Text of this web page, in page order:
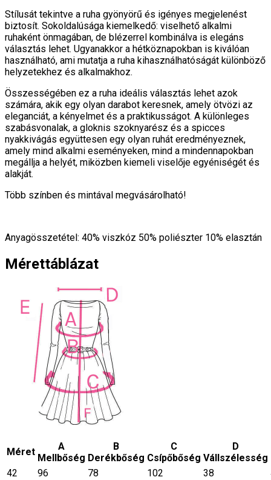
Stílusát tekintve a ruha gyönyörű és igényes megjelenést
biztosít. Sokoldalúsága kiemelkedő: viselhető alkalmi
ruhaként önmagában, de blézerrel kombinálva is elegáns
választás lehet. Ugyanakkor a hétköznapokban is kiválóan
használható, ami mutatja a ruha kihasználhatóságát különböző
helyzetekhez és alkalmakhoz.
Összességében ez a ruha ideális választás lehet azok
számára, akik egy olyan darabot keresnek, amely ötvözi az
eleganciát, a kényelmet és a praktikusságot. A különleges
szabásvonalak, a gloknis szoknyarész és a spicces
nyakkivágás együttesen egy olyan ruhát eredményeznek,
amely mind alkalmi eseményeken, mind a mindennapokban
megállja a helyét, miközben kiemeli viselője egyéniségét és
alakját.
Több színben és mintával megvásárolható!
Anyagösszetétel: 40% viszkóz 50% poliészter 10% elasztán
Mérettáblázat
Méret
A
Mellbőség
B
Derékbőség
C
Csípőbőség
D
Vállszélesség
42
96 78 102 38